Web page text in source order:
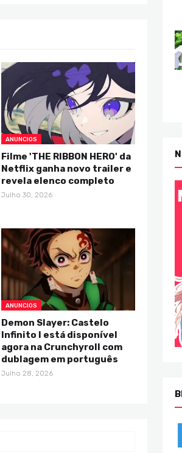
ANUNCIOS
Filme 'THE RIBBON HERO' da
Netflix ganha novo trailer e
revela elenco completo
Julho 30, 2026
ANUNCIOS
Demon Slayer: Castelo
Infinito I está disponível
agora na Crunchyroll com
dublagem em português
Julho 28, 2026